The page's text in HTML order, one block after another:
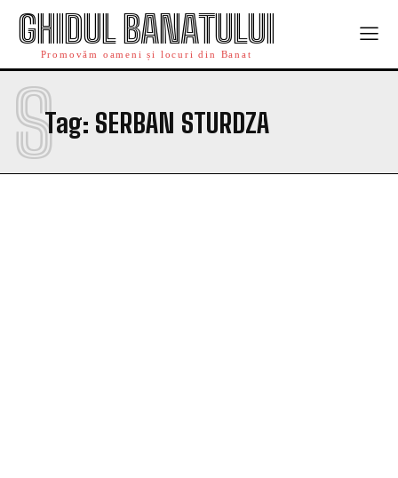
GHIDUL BANATULUI
Promovăm oameni și locuri din Banat
Tag: SERBAN STURDZA
S